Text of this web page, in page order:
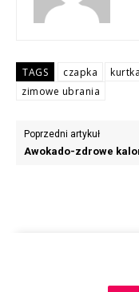
TAGS czapka kurtka
zimowe ubrania
Poprzedni artykuł
Awokado-zdrowe